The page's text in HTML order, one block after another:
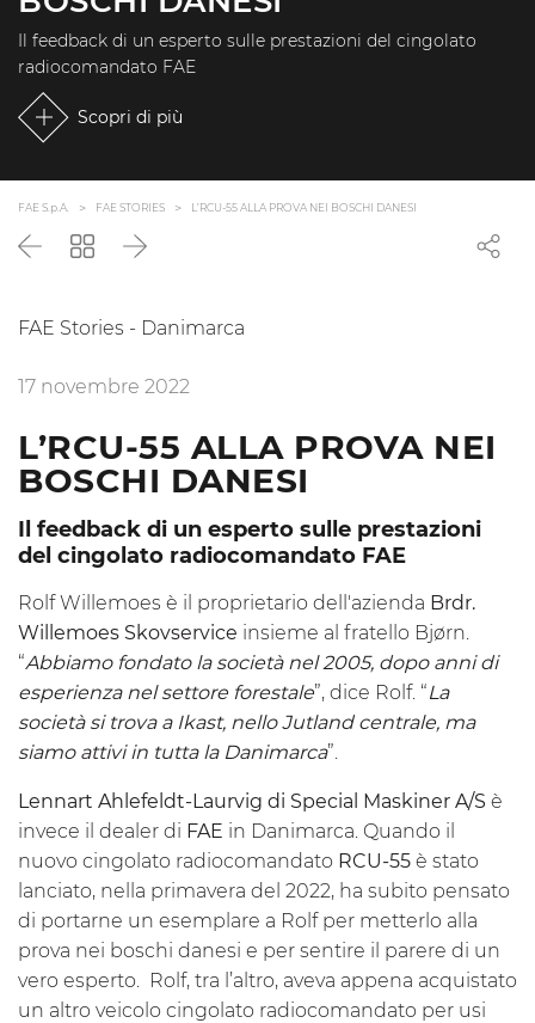
Il feedback di un esperto sulle prestazioni del cingolato
radiocomandato FAE
Scopri di più
FAE S.p.A. FAE STORIES L’RCU-55 ALLA PROVA NEI BOSCHI DANESI
Precedente
Torna Successivo
FAE Stories - Danimarca
17 novembre 2022
L’RCU-55 ALLA PROVA NEI
BOSCHI DANESI
Il feedback di un esperto sulle prestazioni
del cingolato radiocomandato FAE
Rolf Willemoes è il proprietario dell'azienda Brdr.
Willemoes Skovservice insieme al fratello Bjørn.
“Abbiamo fondato la società nel 2005, dopo anni di
esperienza nel settore forestale”, dice Rolf. “La
società si trova a Ikast, nello Jutland centrale, ma
siamo attivi in tutta la Danimarca”.
Lennart Ahlefeldt-Laurvig di Special Maskiner A/S è
invece il dealer di FAE in Danimarca. Quando il
nuovo cingolato radiocomandato RCU-55 è stato
lanciato, nella primavera del 2022, ha subito pensato
di portarne un esemplare a Rolf per metterlo alla
prova nei boschi danesi e per sentire il parere di un
vero esperto. Rolf, tra l’altro, aveva appena acquistato
un altro veicolo cingolato radiocomandato per usi